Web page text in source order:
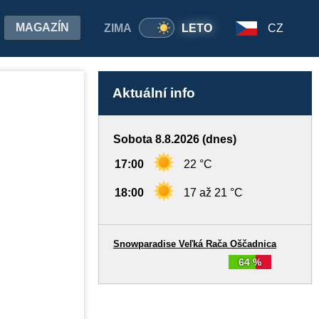
ZIMA LETO
MAGAZÍN CZ
Aktuální info
Sobota 8.8.2026 (dnes)
17:00 22 °C
18:00 17 až 21 °C
64 %
Snowparadise Veľká Rača Oščadnica